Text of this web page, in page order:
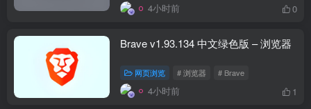
4小时前 0
Brave v1.93.134 中文绿色版 – 浏览器
网页浏览 # 浏览器 # Brave
4小时前 1